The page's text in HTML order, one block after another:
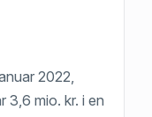
2022,
mio. kr. i en